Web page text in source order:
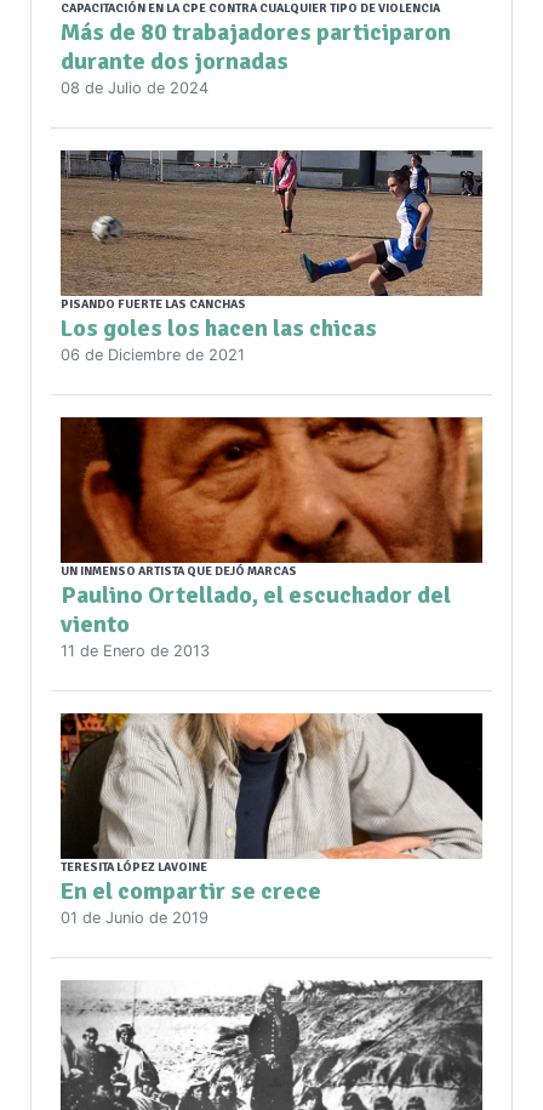
CAPACITACIÓN EN LA CPE CONTRA CUALQUIER TIPO DE VIOLENCIA
Más de 80 trabajadores participaron
durante dos jornadas
08 de Julio de 2024
PISANDO FUERTE LAS CANCHAS
Los goles los hacen las chicas
06 de Diciembre de 2021
UN INMENSO ARTISTA QUE DEJÓ MARCAS
Paulino Ortellado, el escuchador del
viento
11 de Enero de 2013
TERESITA LÓPEZ LAVOINE
En el compartir se crece
01 de Junio de 2019